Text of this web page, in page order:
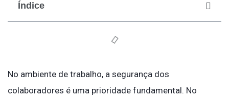
Índice
No ambiente de trabalho, a segurança dos
colaboradores é uma prioridade fundamental. No